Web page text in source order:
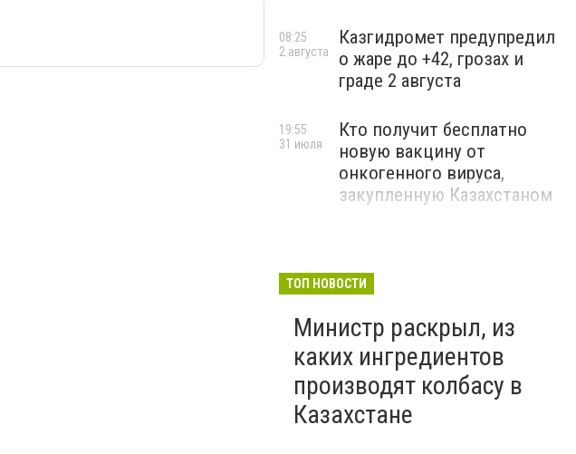
Казгидромет предупредил
о жаре до +42, грозах и
граде 2 августа
08:25
2 августа
Кто получит бесплатно
новую вакцину от
онкогенного вируса,
закупленную Казахстаном
19:55
31 июля
ТОП НОВОСТИ
Министр раскрыл, из
каких ингредиентов
производят колбасу в
Казахстане